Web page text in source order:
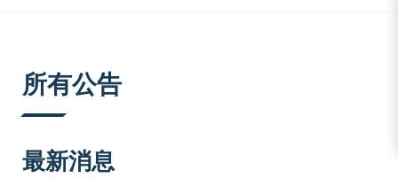
所有公告
最新消息